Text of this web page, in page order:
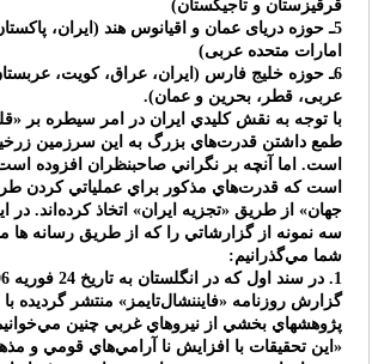
قرقيزستان و تاجيكستان)
5ـ حوزه درياى عمان و اقيانوس هند (ايران،
امارات متحده عربى)
6ـ حوزه خليج فارس (ايران، عراق، كويت،
عربى، قطر، بحرين و عمان).
با توجه به نقش کليدي ايران در امر سيطره بر
طمع داشتن قدرت‌هاي بزرگ به اين سرزمين
است. اما آنچه بر نگراني صاحبنظران افزوده
است که قدرت‌هاي مذکور براي عملياتي کردن
جهان» از طريق «تجزيه ايران» اتخاذ کرده‌اند. در
سه نمونه از گزارشاتي را که از طريق رسانه ها
شما مي‌گذرانيم:
گزارش روزنامه «فايننشال‌تايمز» منتشر گرديده با
پژوهشهاي بخشي از نيروهاي غربي چنين
«اين تحقيقات با افزايش نا آرامي‌هاي قومي و